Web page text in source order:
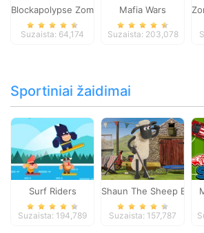
Blockapolypse Zombie Shooter
Suzaista: 64,174
Mafia Wars
Suzaista: 203,078
Sportiniai žaidimai
Surf Riders
Suzaista: 194,789
Shaun The Sheep
Suzaista: 157,787